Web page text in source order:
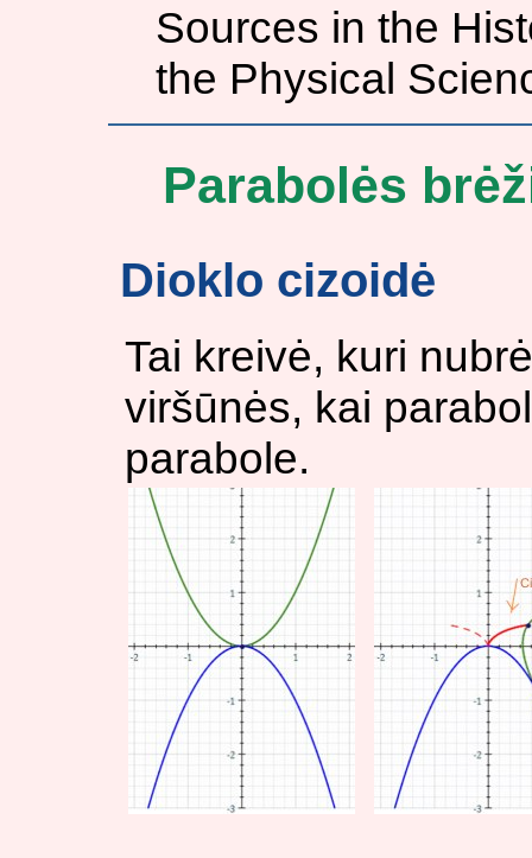
Sources in the
the Physical
Parabolės
Dioklo cizoidė
Tai kreivė, kuri
viršūnės, kai
parabole.